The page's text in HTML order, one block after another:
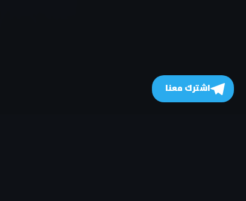
اشترك معنا